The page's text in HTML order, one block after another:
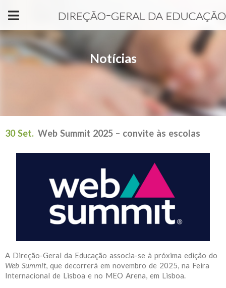
Notícias
30 Set. Web Summit 2025 – convite às escolas
A Direção-Geral da Educação associa-se à próxima edição do
Web Summit, que decorrerá em novembro de 2025, na Feira
Internacional de Lisboa e no MEO Arena, em Lisboa.